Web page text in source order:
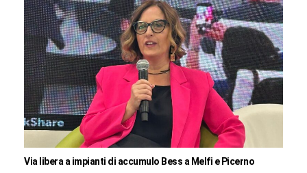
Via libera a impianti di accumulo Bess a Melfi e Picerno